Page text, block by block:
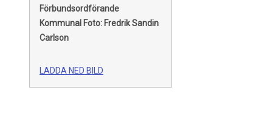
Förbundsordförande
Kommunal Foto: Fredrik Sandin
Carlson
LADDA NED BILD